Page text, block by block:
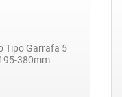
Tipo Garrafa 5
380mm